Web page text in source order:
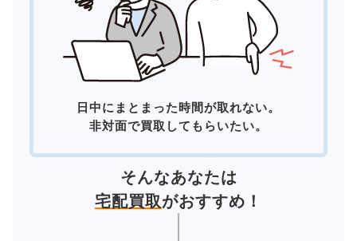
日中にまとまった時間が取れない。
非対面で買取してもらいたい。
そんなあなたは
宅配買取がおすすめ！